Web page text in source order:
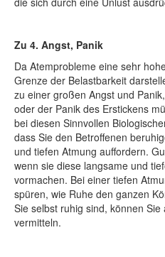
Zu 4. Angst, Panik
Da Atemprobleme eine sehr
Grenze der Belastbarkeit
zu einer großen Angst und
oder der Panik des Erstickens
bei diesen Sinnvollen
dass Sie den Betroffenen
und tiefen Atmung auffordern.
wenn sie diese langsame und
vormachen. Bei einer tiefen
spüren, wie Ruhe den ganzen
Sie selbst ruhig sind, können
vermitteln.